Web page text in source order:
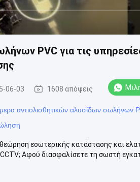
PVC για τις
06-03 1608 απόψεις
αντιολισθητικών αλυσίδων σωλήνων
εσωτερικής κατάστασης και
Αφού διασφαλίσετε τη σωστή